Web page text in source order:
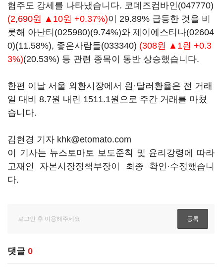
협주도 강세를 나타냈습니다. 코데즈컴바인(047770)
(2,690원 ▲10원 +0.37%)이 29.89% 급등한 것을 비
롯해 아난티(025980)(9.74%)와 제이에스티나(02604
0)(11.58%), 좋은사람들(033340) (308원 ▲1원 +0.3
3%)(20.53%) 등 관련 종목이 동반 상승했습니다.
한편 이날 서울 외환시장에서 원·달러환율은 전 거래
일 대비 8.7원 내린 1511.1원으로 주간 거래를 마쳤
습니다.
김현경 기자 khk@etomato.com
이 기사는 뉴스토마토 보도준칙 및 윤리강령에 따라
고재인 자본시장정책부장이 최종 확인·수정했습니
다.
댓글 0